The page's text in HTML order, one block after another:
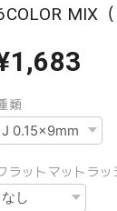
MIX
類
ラットマットラッ